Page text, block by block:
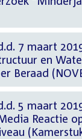
7 maart
en
Beraad
5 maart
Reactie